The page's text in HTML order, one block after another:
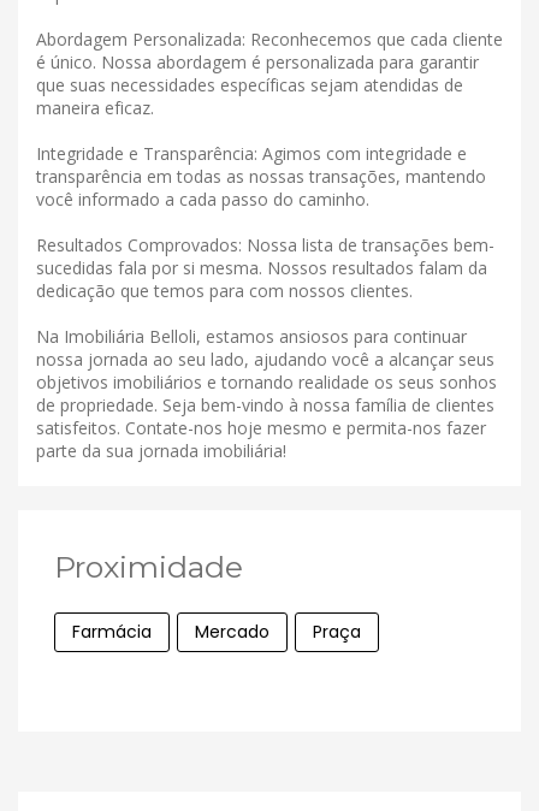
Abordagem Personalizada: Reconhecemos que cada cliente
é único. Nossa abordagem é personalizada para garantir
que suas necessidades específicas sejam atendidas de
maneira eficaz.
Integridade e Transparência: Agimos com integridade e
transparência em todas as nossas transações, mantendo
você informado a cada passo do caminho.
Resultados Comprovados: Nossa lista de transações bem-
sucedidas fala por si mesma. Nossos resultados falam da
dedicação que temos para com nossos clientes.
Na Imobiliária Belloli, estamos ansiosos para continuar
nossa jornada ao seu lado, ajudando você a alcançar seus
objetivos imobiliários e tornando realidade os seus sonhos
de propriedade. Seja bem-vindo à nossa família de clientes
satisfeitos. Contate-nos hoje mesmo e permita-nos fazer
parte da sua jornada imobiliária!
Proximidade
Farmácia Mercado Praça